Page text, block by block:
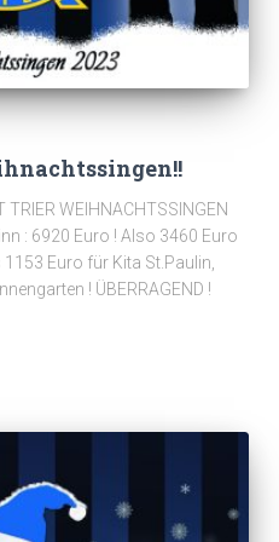
TRIER WEIHNACHTSSINGEN
: 6920 Euro ! Also 3460 Euro
Euro für Kita St.Paulin,
! ÜBERRAGEND !